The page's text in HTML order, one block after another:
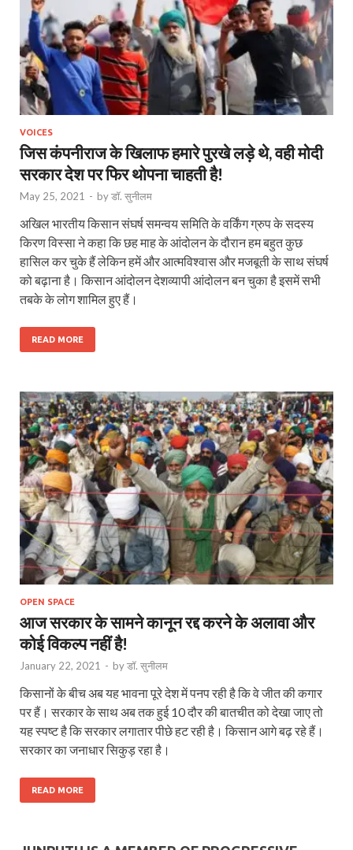
VOICES
जिस कंपनीराज के खिलाफ हमारे पुरखे लड़े थे, वही मोदी
सरकार देश पर फिर थोपना चाहती है!
May 25, 2021 - byडॉ. सुनीलम
अखिल भारतीय किसान संघर्ष समन्वय समिति के वर्किंग ग्रुप के सदस्य
किरण विस्सा ने कहा कि छह माह के आंदोलन के दौरान हम बहुत कुछ
हासिल कर चुके हैं लेकिन हमें और आत्मविश्वास और मजबूती के साथ संघर्ष
को बढ़ाना है। किसान आंदोलन देशव्यापी आंदोलन बन चुका है इसमें सभी
तबके के लोग शामिल हुए हैं।
READ MORE
OPEN SPACE
आज सरकार के सामने कानून रद्द करने के अलावा और
कोई विकल्प नहीं है!
January 22, 2021 - byडॉ. सुनीलम
किसानों के बीच अब यह भावना पूरे देश में पनप रही है कि वे जीत की कगार
पर हैं। सरकार के साथ अब तक हुई 10 दौर की बातचीत को देखा जाए तो
यह स्पष्ट है कि सरकार लगातार पीछे हट रही है। किसान आगे बढ़ रहे हैं।
सरकार का जनाधार सिकुड़ रहा है।
READ MORE